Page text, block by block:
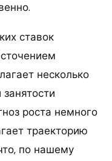
ставок
несколько
роста немного
траекторию
по нашему